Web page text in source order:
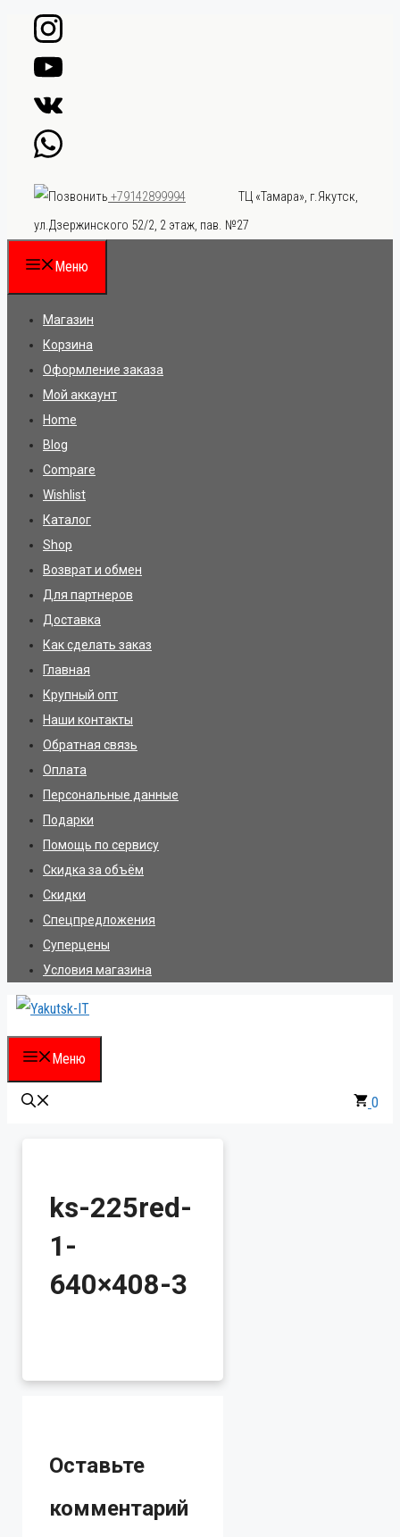
Перейти
содержимому
+79142899994
ТЦ «Тамара», г.Якутск,
ул.Дзержинского 52/2, 2 этаж, пав. №27
Меню
Магазин
Корзина
Оформление заказа
Мой аккаунт
Home
Blog
Compare
Wishlist
Каталог
Shop
Возврат и обмен
Для партнеров
Доставка
Как сделать заказ
Главная
Крупный опт
Наши контакты
Обратная связь
Оплата
Персональные данные
Подарки
Помощь по сервису
Скидка за объём
Скидки
Спецпредложения
Суперцены
Условия магазина
Меню
0
ks-225red-
1-
640×408-3
Оставьте
комментарий